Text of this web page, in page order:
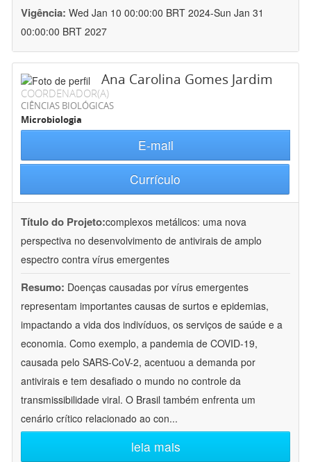
Vigência: Wed Jan 10 00:00:00 BRT 2024-Sun Jan 31
00:00:00 BRT 2027
Ana Carolina Gomes Jardim
COORDENADOR(A)
CIÊNCIAS BIOLÓGICAS
Microbiologia
E-mail
Currículo
Título do Projeto:complexos metálicos: uma nova
perspectiva no desenvolvimento de antivirais de amplo
espectro contra vírus emergentes
Resumo: Doenças causadas por vírus emergentes
representam importantes causas de surtos e epidemias,
impactando a vida dos indivíduos, os serviços de saúde e a
economia. Como exemplo, a pandemia de COVID-19,
causada pelo SARS-CoV-2, acentuou a demanda por
antivirais e tem desafiado o mundo no controle da
transmissibilidade viral. O Brasil também enfrenta um
cenário crítico relacionado ao con...
leia mais